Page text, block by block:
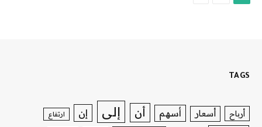
TAGS
أرباح أسعار أسهم أن إلى إن ارتفاع